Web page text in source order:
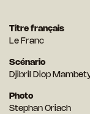
Titre français
Le Franc
Scénario
Djibril Diop
Photo
Stephan Oriach